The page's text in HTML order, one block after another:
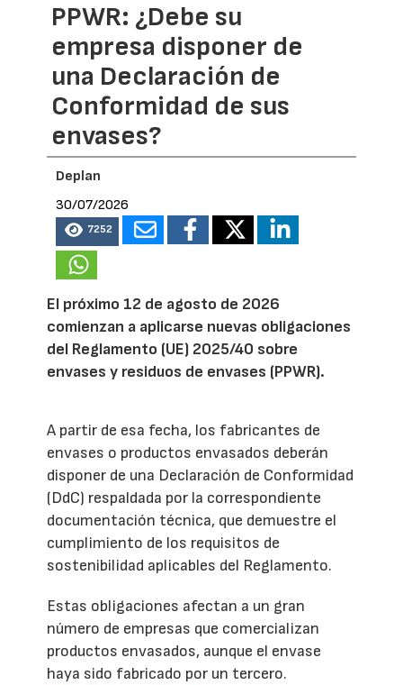
PPWR: ¿Debe su
empresa disponer de
una Declaración de
Conformidad de sus
envases?
Deplan
30/07/2026
7252
El próximo 12 de agosto de 2026
comienzan a aplicarse nuevas obligaciones
del Reglamento (UE) 2025/40 sobre
envases y residuos de envases (PPWR).
A partir de esa fecha, los fabricantes de
envases o productos envasados deberán
disponer de una Declaración de Conformidad
(DdC) respaldada por la correspondiente
documentación técnica, que demuestre el
cumplimiento de los requisitos de
sostenibilidad aplicables del Reglamento.
Estas obligaciones afectan a un gran
número de empresas que comercializan
productos envasados, aunque el envase
haya sido fabricado por un tercero.